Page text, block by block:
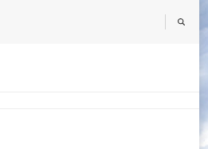
探偵探すなら
ュ柏支部